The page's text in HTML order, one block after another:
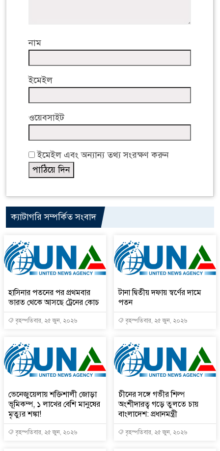
নাম
ইমেইল
ওয়েবসাইট
ইমেইল এবং অন্যান্য তথ্য সংরক্ষণ করুন
ক্যাটাগরি সম্পর্কিত সংবাদ
হাসিনার পতনের পর প্রথমবার
ভারত থেকে আসছে ট্রেনের কোচ
বৃহস্পতিবার, ২৫ জুন, ২০২৬
টানা দ্বিতীয় দফায় স্বর্ণের দামে
পতন
বৃহস্পতিবার, ২৫ জুন, ২০২৬
ভেনেজুয়েলায় শক্তিশালী জোড়া
ভূমিকম্প, ১ লাখের বেশি মানুষের
মৃত্যুর শঙ্কা!
বৃহস্পতিবার, ২৫ জুন, ২০২৬
চীনের সঙ্গে গভীর শিল্প
অংশীদারত্ব গড়ে তুলতে চায়
বাংলাদেশ: প্রধানমন্ত্রী
বৃহস্পতিবার, ২৫ জুন, ২০২৬